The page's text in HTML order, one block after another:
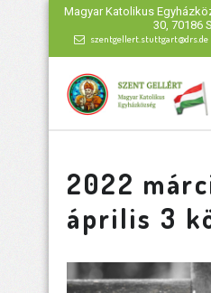
Magyar Katolikus
30, 70186
szentgellert.stuttgart@drs.de
2022
április 3